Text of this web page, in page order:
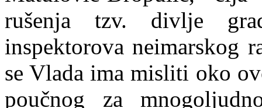
rušenja tzv. divlje
inspektorova neimarskog
se Vlada ima misliti oko
poučnog za